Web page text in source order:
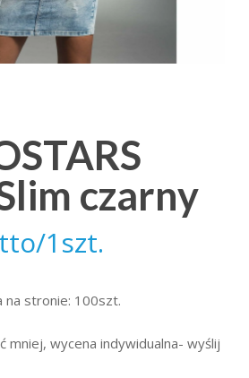
czarny
1szt.
na stronie: 100szt.
mniej, wycena indywidualna- wyślij